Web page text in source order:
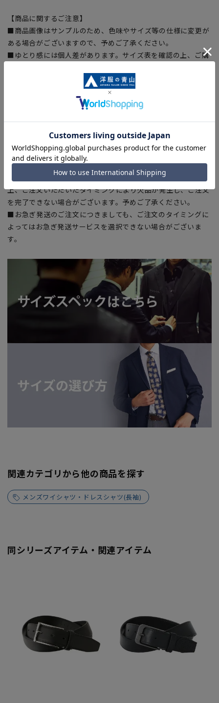
【商品に関するご注意】
■商品画像はサンプルのため、色味やサイズ等の仕様に変更が
ある場合がございますので、予めご了承ください。
■ゆとり感には個人差があります。サイズ表を確認の上、ご購
■生地や仕様・デザインにより、着用感や実際のサイズ表に若
干の誤差が生じる場合がございます。予めご了承ください。
■サイズスペックは仕上がりサイズを記載しております。一
■ブラウザやお使いのモニター環境、また撮影時の室内外の光
加減により、実際の商品と掲載画像の色味が異なる場合がござ
います。
■店舗や各モールサイトと商品在庫を共有しております関係
上、ご注文いただいたタイミングにより欠品が発生し、ご注文
を完了できない場合がございます。予めご了承ください。
■お急ぎ発送のご注文につきましても、ご注文のタイミングに
よってはお急ぎ発送サービスを選択できない場合がございま
す。
関連カテゴリから他の商品を探す
メンズワイシャツ・ドレスシャツ(長袖)
同シリーズアイテム・関連アイテム